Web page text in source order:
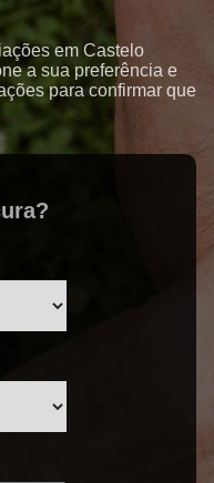
em Castelo
a sua preferência e
para confirmar que